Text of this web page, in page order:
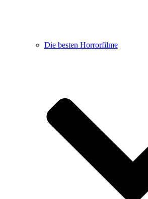
Die besten Horrorfilme